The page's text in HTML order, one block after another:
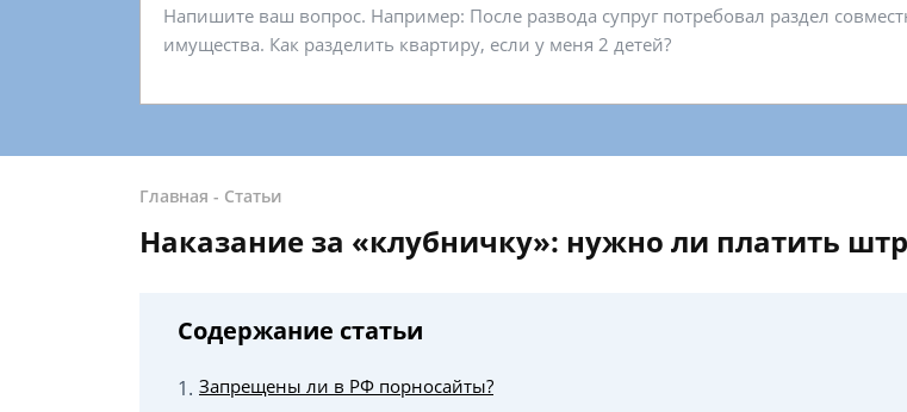
Главная - Статьи
Наказание за «клубничку»: нужно ли платить
Содержание статьи
Запрещены ли в РФ порносайты?